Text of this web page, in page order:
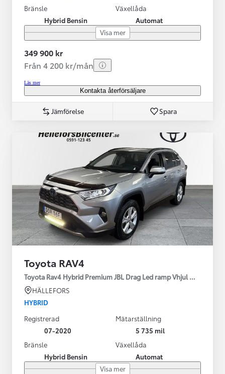
Bränsle
Hybrid Bensin
Växellåda
Automat
Visa mer
349 900 kr
Från 4 200 kr/mån
Läs mer
Kontakta återförsäljare
Jämförelse Spara
Toyota RAV4
Toyota Rav4 Hybrid Premium JBL Drag Led ramp Vhjul motorv
HÄLLEFORS
HYBRID
Registrerad
07-2020
Mätarställning
5 735 mil
Bränsle
Hybrid Bensin
Växellåda
Automat
Visa mer